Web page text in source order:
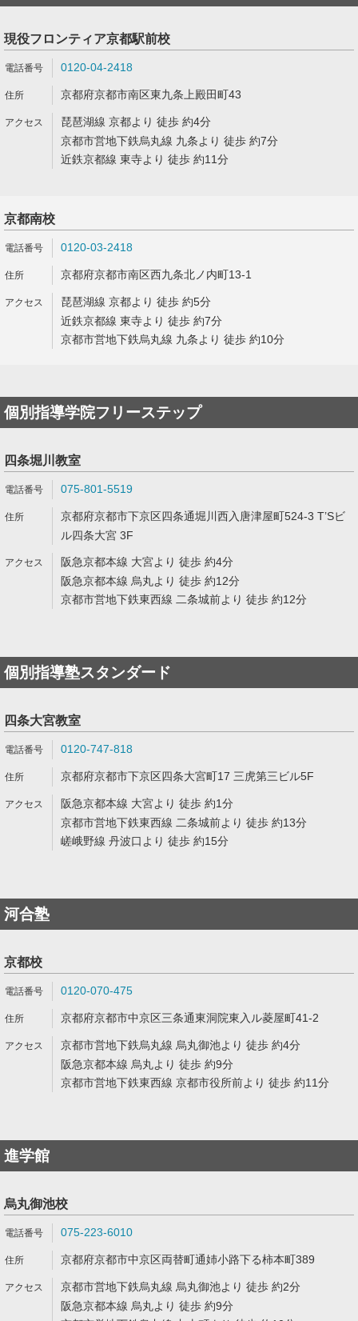
現役フロンティア京都駅前校
0120-04-2418
京都府京都市南区東九条上殿田町43
琵琶湖線 京都より 徒歩 約4分
京都市営地下鉄烏丸線 九条より 徒歩 約7分
近鉄京都線 東寺より 徒歩 約11分
京都南校
0120-03-2418
京都府京都市南区西九条北ノ内町13-1
琵琶湖線 京都より 徒歩 約5分
近鉄京都線 東寺より 徒歩 約7分
京都市営地下鉄烏丸線 九条より 徒歩 約10分
個別指導学院フリーステップ
四条堀川教室
075-801-5519
京都府京都市下京区四条通堀川西入唐津屋町524-3 T’Sビ
ル四条大宮 3F
阪急京都本線 大宮より 徒歩 約4分
阪急京都本線 烏丸より 徒歩 約12分
京都市営地下鉄東西線 二条城前より 徒歩 約12分
個別指導塾スタンダード
四条大宮教室
0120-747-818
京都府京都市下京区四条大宮町17 三虎第三ビル5F
阪急京都本線 大宮より 徒歩 約1分
京都市営地下鉄東西線 二条城前より 徒歩 約13分
嵯峨野線 丹波口より 徒歩 約15分
河合塾
京都校
0120-070-475
京都府京都市中京区三条通東洞院東入ル菱屋町41-2
京都市営地下鉄烏丸線 烏丸御池より 徒歩 約4分
阪急京都本線 烏丸より 徒歩 約9分
京都市営地下鉄東西線 京都市役所前より 徒歩 約11分
進学館
烏丸御池校
075-223-6010
京都府京都市中京区両替町通姉小路下る柿本町389
京都市営地下鉄烏丸線 烏丸御池より 徒歩 約2分
阪急京都本線 烏丸より 徒歩 約9分